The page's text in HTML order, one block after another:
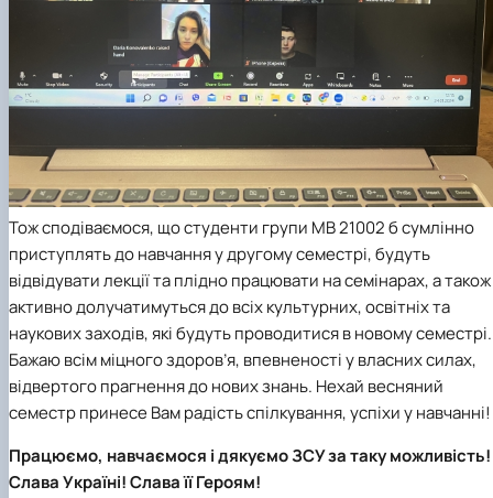
Тож сподіваємося, що студенти групи МВ 21002 б сумлінно
приступлять до навчання у другому семестрі, будуть
відвідувати лекції та плідно працювати на семінарах, а також
активно долучатимуться до всіх культурних, освітніх та
наукових заходів, які будуть проводитися в новому семестрі.
Бажаю всім міцного здоров’я, впевненості у власних силах,
відвертого прагнення до нових знань. Нехай весняний
семестр принесе Вам радість спілкування, успіхи у навчанні!
Працюємо, навчаємося і дякуємо ЗСУ за таку можливість!
Слава Україні! Слава її Героям!